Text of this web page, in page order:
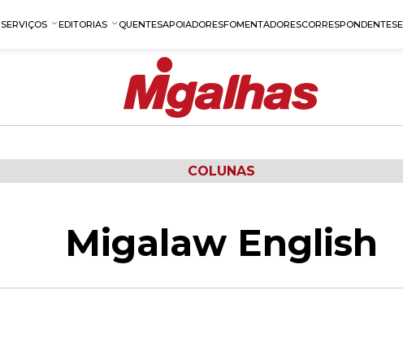
SERVIÇOS EDITORIAS QUENTESAPOIADORESFOMENTADORESCORRESPONDENTES
COLUNAS
Migalaw English